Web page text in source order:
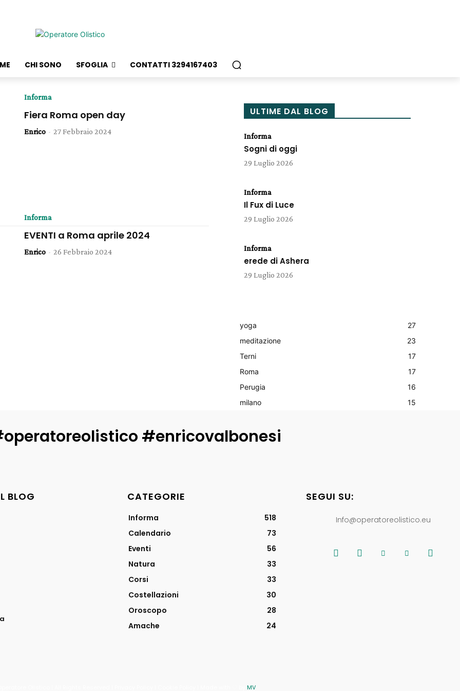
CHI SONO SFOGLIA CONTATTI 3294167403
Informa
Fiera Roma open day
Enrico - 27 Febbraio 2024
Informa
EVENTI a Roma aprile 2024
Enrico - 26 Febbraio 2024
ULTIME DAL BLOG
Informa
Sogni di oggi
29 Luglio 2026
Informa
Il Fux di Luce
29 Luglio 2026
Informa
erede di Ashera
29 Luglio 2026
yoga
27
meditazione
23
Terni
17
Roma
17
Perugia
16
milano
15
#enricovalbonesi
BLOG CATEGORIE
Informa
518
Calendario
73
Eventi
56
Natura
33
Corsi
33
Costellazioni
30
Oroscopo
28
Amache
24
SEGUI SU:
Info@operatoreolistico.eu
MV